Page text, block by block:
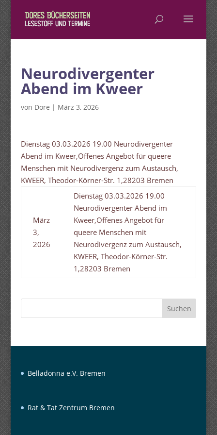
Neurodivergenter
Abend im Kweer
von Dore | März 3, 2026
Dienstag 03.03.2026 19.00 Neurodivergenter
Abend im Kweer,Offenes Angebot für queere
Menschen mit Neurodivergenz zum Austausch,
KWEER, Theodor-Körner-Str. 1,28203 Bremen
März
3,
2026
Dienstag 03.03.2026 19.00
Neurodivergenter Abend im
Kweer,Offenes Angebot für
queere Menschen mit
Neurodivergenz zum Austausch,
KWEER, Theodor-Körner-Str.
1,28203 Bremen
Suchen
Belladonna e.V. Bremen
Rat & Tat Zentrum Bremen